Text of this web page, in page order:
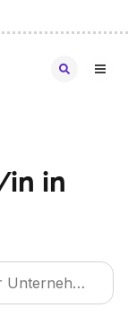
in in